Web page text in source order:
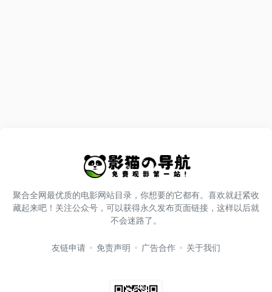
聚合全网最优质的电影网站目录，你想要的它都有。喜欢就赶紧收
藏起来吧！关注公众号，可以获得永久发布页面链接，这样以后就
不会迷路了。
友链申请 免责声明 广告合作 关于我们